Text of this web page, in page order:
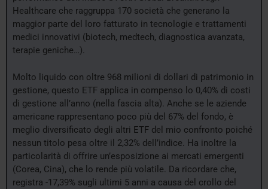
Healthcare che raggruppa 170 società che generano la
maggior parte del loro fatturato in tecnologie e trattamenti
medici innovativi (biotech, medtech, diagnostica avanzata,
terapie geniche…).
Molto liquido con oltre 968 milioni di dollari di patrimonio in
gestione, questo ETF applica in compenso lo 0,40% di costi
di gestione all’anno (nella fascia alta). Anche se le aziende
americane rappresentano poco più del 67% del fondo, è
meglio diversificato degli altri ETF del mio confronto poiché
nessun titolo pesa oltre il 2,32% dell’indice. Ha inoltre la
particolarità di offrire un’esposizione ai mercati emergenti
(Corea, Cina), che lo rende più volatile. Da ricordare che,
registra -17,39% sugli ultimi 5 anni a causa del crollo del